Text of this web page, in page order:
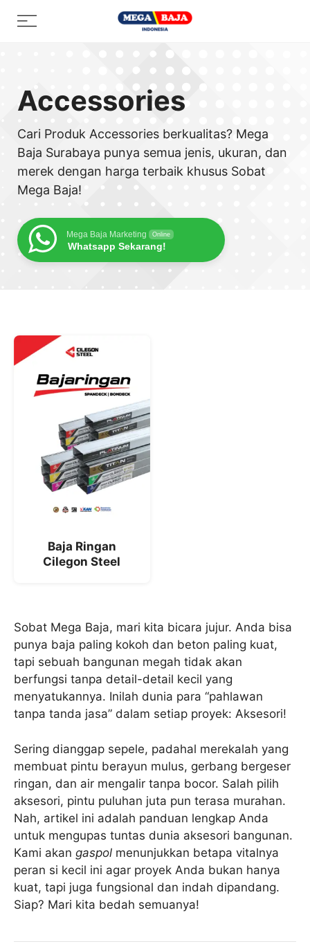
Menu
Accessories
Cari Produk Accessories berkualitas? Mega
Baja Surabaya punya semua jenis, ukuran, dan
merek dengan harga terbaik khusus Sobat
Mega Baja!
Mega Baja Marketing Online
Whatsapp Sekarang!
Baja Ringan
Cilegon Steel
Sobat Mega Baja, mari kita bicara jujur. Anda bisa
punya baja paling kokoh dan beton paling kuat,
tapi sebuah bangunan megah tidak akan
berfungsi tanpa detail-detail kecil yang
menyatukannya. Inilah dunia para “pahlawan
tanpa tanda jasa” dalam setiap proyek: Aksesori!
Sering dianggap sepele, padahal merekalah yang
membuat pintu berayun mulus, gerbang bergeser
ringan, dan air mengalir tanpa bocor. Salah pilih
aksesori, pintu puluhan juta pun terasa murahan.
Nah, artikel ini adalah panduan lengkap Anda
untuk mengupas tuntas dunia aksesori bangunan.
Kami akan gaspol menunjukkan betapa vitalnya
peran si kecil ini agar proyek Anda bukan hanya
kuat, tapi juga fungsional dan indah dipandang.
Siap? Mari kita bedah semuanya!